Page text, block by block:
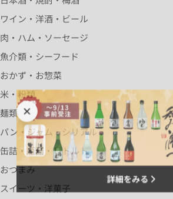
ワイン・洋酒・ビール
肉・ハム・ソーセージ
魚介類・シーフード
おかず・お惣菜
米・粉類
麺類
パン・ジャム・シリアル
缶詰・瓶詰・レトルト
おつまみ
スイーツ・洋菓子
詳細をみる